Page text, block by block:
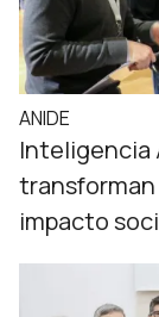
ANIDE
Inteligencia
impacto